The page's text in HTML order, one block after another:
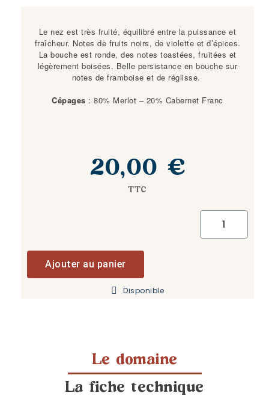
Le nez est très fruité, équilibré entre la puissance et
fraîcheur. Notes de fruits noirs, de violette et d’épices.
La bouche est ronde, des notes toastées, fruitées et
légèrement boisées. Belle persistance en bouche sur
notes de framboise et de réglisse.
Cépages : 80% Merlot – 20% Cabernet Franc
20,00 €
TTC
Ajouter au panier
Disponible
Le domaine
La fiche technique